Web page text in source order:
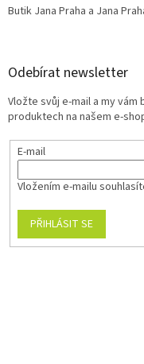
Butik Jana Praha a Jana
Odebírat newsletter
Vložte svůj e-mail a my
produktech na našem e-
E-mail
Vložením e-mailu
PŘIHLÁSIT SE